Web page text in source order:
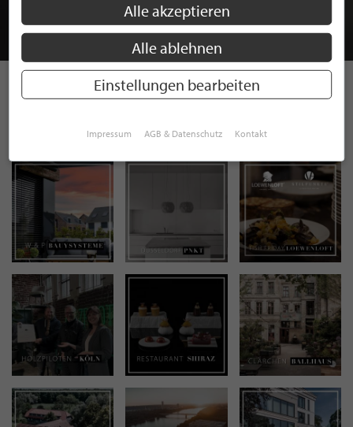
JETZT GRATIS BEWERBEN
INSTAGRAM
Alle akzeptieren
Alle ablehnen
Einstellungen bearbeiten
Impressum AGB & Datenschutz Kontakt